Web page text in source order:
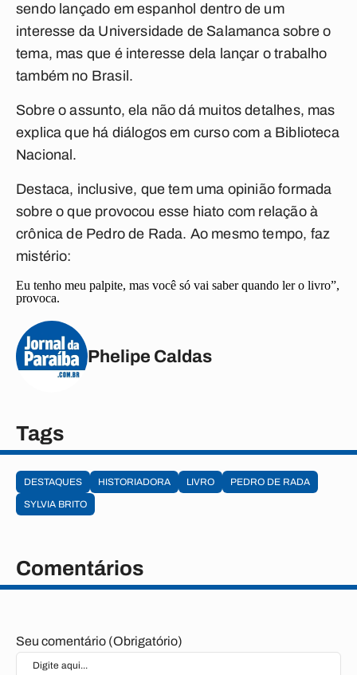
sendo lançado em espanhol dentro de um
interesse da Universidade de Salamanca sobre o
tema, mas que é interesse dela lançar o trabalho
também no Brasil.
Sobre o assunto, ela não dá muitos detalhes, mas
explica que há diálogos em curso com a Biblioteca
Nacional.
Destaca, inclusive, que tem uma opinião formada
sobre o que provocou esse hiato com relação à
crônica de Pedro de Rada. Ao mesmo tempo, faz
mistério:
Eu tenho meu palpite, mas você só vai saber quando ler o livro”,
provoca.
Phelipe Caldas
Tags
DESTAQUES HISTORIADORA LIVRO
PEDRO DE RADA
SYLVIA BRITO
Comentários
Seu comentário (Obrigatório)